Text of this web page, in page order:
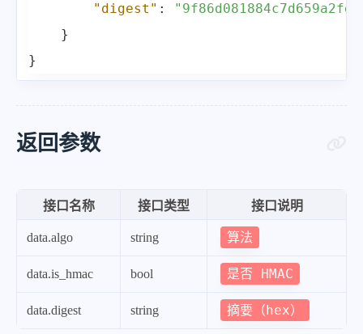
"digest" :
}
}
返回参数
接口名称 接口类型 接口说明
data.algo string 算法
data.is_hmac bool 是否 HMAC
data.digest string 摘要（hex）